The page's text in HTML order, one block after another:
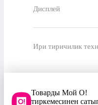
Дисплей
Ири тиричилик
Товарды Мой О!
тиркемесинен